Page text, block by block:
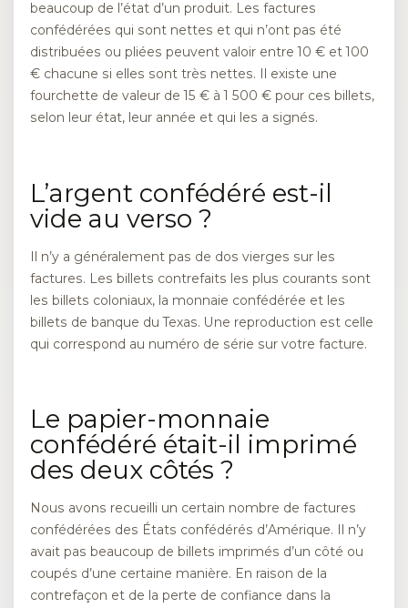
beaucoup de l’état d’un produit. Les factures
confédérées qui sont nettes et qui n’ont pas été
distribuées ou pliées peuvent valoir entre 10 € et 100
€ chacune si elles sont très nettes. Il existe une
fourchette de valeur de 15 € à 1 500 € pour ces billets,
selon leur état, leur année et qui les a signés.
L’argent confédéré est-il
vide au verso ?
Il n’y a généralement pas de dos vierges sur les
factures. Les billets contrefaits les plus courants sont
les billets coloniaux, la monnaie confédérée et les
billets de banque du Texas. Une reproduction est celle
qui correspond au numéro de série sur votre facture.
Le papier-monnaie
confédéré était-il imprimé
des deux côtés ?
Nous avons recueilli un certain nombre de factures
confédérées des États confédérés d’Amérique. Il n’y
avait pas beaucoup de billets imprimés d’un côté ou
coupés d’une certaine manière. En raison de la
contrefaçon et de la perte de confiance dans la